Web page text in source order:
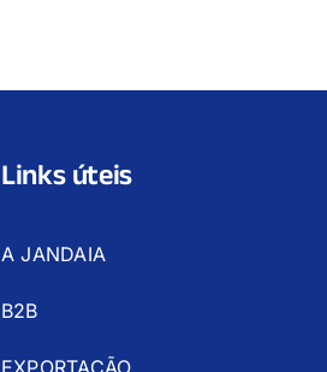
Links úteis
A JANDAIA
B2B